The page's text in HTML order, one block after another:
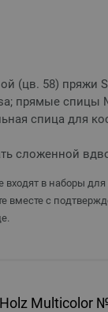
(цв. 58) пряжи
прямые
спица для
сложенной
в наборы для
вместе с
Multicolor